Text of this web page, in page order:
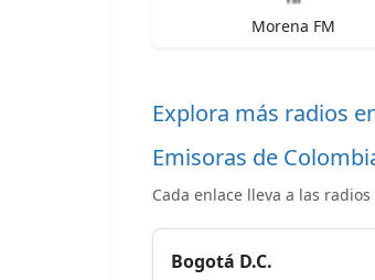
Morena FM
Explora más radios
Emisoras de
Cada enlace lleva a las
Bogotá D.C.